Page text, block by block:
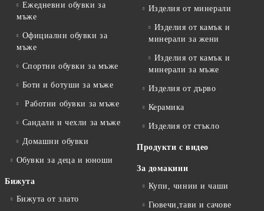
Ежедневни обувки за
мъже
Официални обувки за
мъже
Спортни обувки за мъже
Боти и ботуши за мъже
Работни обувки за мъже
Сандали и чехли за мъже
Домашни обувки
Обувки за деца и юноши
Бижута
Бижута от злато
Изделия от минерали
Изделия от камък и
минерали за жени
Изделия от камък и
минерали за мъже
Изделия от дърво
Керамика
Изделия от стъкло
Продукти с видео
За домакини
Купи, чинии и чаши
Гювечи,тави и сачове